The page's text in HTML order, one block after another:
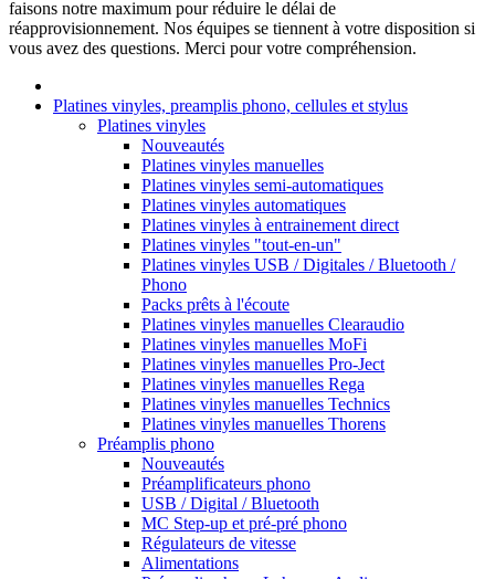
faisons notre maximum pour réduire le délai de
réapprovisionnement. Nos équipes se tiennent à votre disposition si
vous avez des questions. Merci pour votre compréhension.
Platines vinyles, preamplis phono, cellules et stylus
Platines vinyles
Nouveautés
Platines vinyles manuelles
Platines vinyles semi-automatiques
Platines vinyles automatiques
Platines vinyles à entrainement direct
Platines vinyles "tout-en-un"
Platines vinyles USB / Digitales / Bluetooth /
Phono
Packs prêts à l'écoute
Platines vinyles manuelles Clearaudio
Platines vinyles manuelles MoFi
Platines vinyles manuelles Pro-Ject
Platines vinyles manuelles Rega
Platines vinyles manuelles Technics
Platines vinyles manuelles Thorens
Préamplis phono
Nouveautés
Préamplificateurs phono
USB / Digital / Bluetooth
MC Step-up et pré-pré phono
Régulateurs de vitesse
Alimentations